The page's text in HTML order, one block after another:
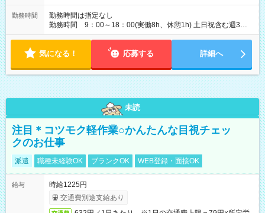
勤務時間
勤務時間は指定なし
勤務時間 9：00～18：00(実働8h、休憩1h) 土日祝含む週3日
～OK、シフト制 ※もちろん週5日勤務もOK♪ 勤務期間：2026
気になる！ 応募する 詳細へ
未読
注目＊コツモク軽作業○かんたんな目視チェッ
クのお仕事
派遣 職種未経験OK ブランクOK WEB登録・面接OK
給与
時給1225円
交通費別途支給あり